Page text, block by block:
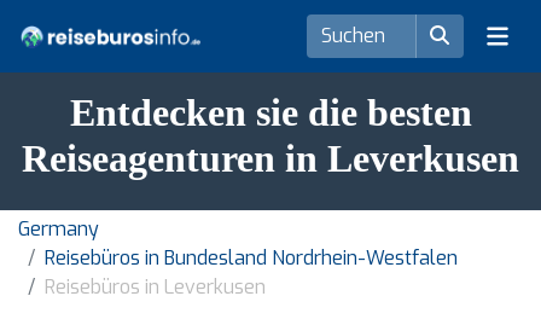
Entdecken sie die besten
Reiseagenturen in Leverkusen
Germany
Reisebüros in Bundesland Nordrhein-Westfalen
Reisebüros in Leverkusen